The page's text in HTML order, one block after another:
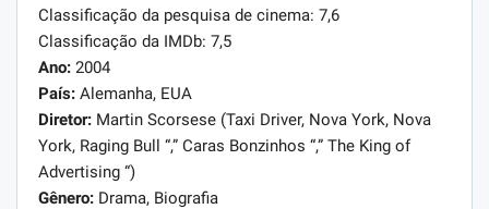
Classificação da pesquisa de cinema: 7,6
Classificação da IMDb: 7,5
Ano: 2004
País: Alemanha, EUA
Diretor: Martin Scorsese (Taxi Driver, Nova York, Nova
York, Raging Bull “,” Caras Bonzinhos “,” The King of
Advertising “)
Gênero: Drama, Biografia